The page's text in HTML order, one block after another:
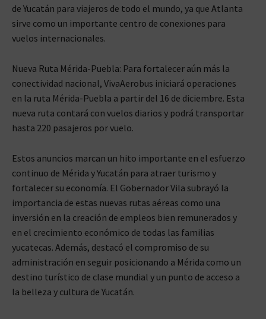
de Yucatán para viajeros de todo el mundo, ya que Atlanta
sirve como un importante centro de conexiones para
vuelos internacionales.
Nueva Ruta Mérida-Puebla: Para fortalecer aún más la
conectividad nacional, VivaAerobus iniciará operaciones
en la ruta Mérida-Puebla a partir del 16 de diciembre. Esta
nueva ruta contará con vuelos diarios y podrá transportar
hasta 220 pasajeros por vuelo.
Estos anuncios marcan un hito importante en el esfuerzo
continuo de Mérida y Yucatán para atraer turismo y
fortalecer su economía. El Gobernador Vila subrayó la
importancia de estas nuevas rutas aéreas como una
inversión en la creación de empleos bien remunerados y
en el crecimiento económico de todas las familias
yucatecas. Además, destacó el compromiso de su
administración en seguir posicionando a Mérida como un
destino turístico de clase mundial y un punto de acceso a
la belleza y cultura de Yucatán.